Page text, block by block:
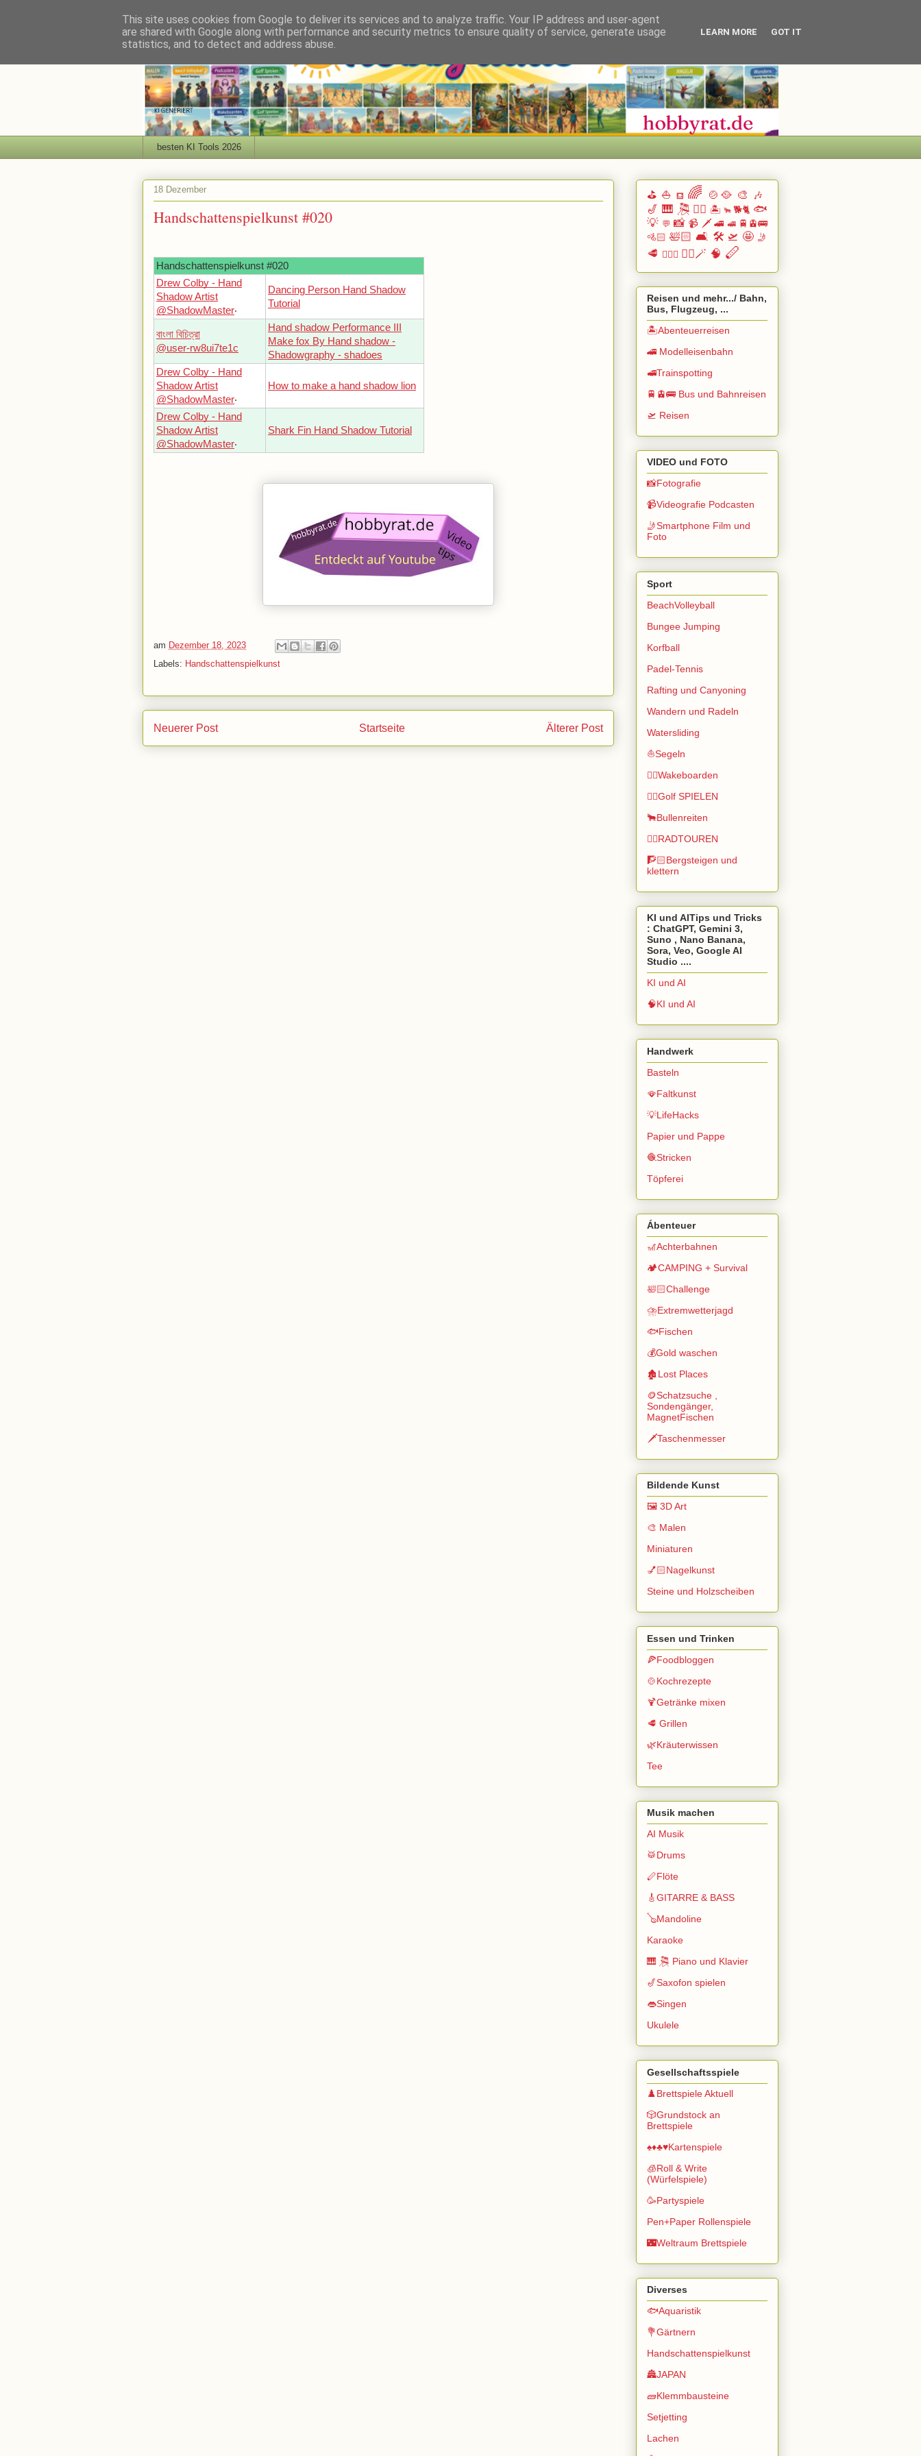
besten KI Tools 2026
18 Dezember
Handschattenspielkunst #020
Handschattenspielkunst #020
Drew Colby - Hand
Shadow Artist
@ShadowMaster‧
Dancing Person Hand Shadow
Tutorial
বাংলা বিচিত্রা
@user-rw8ui7te1c
Hand shadow Performance III
Make fox By Hand shadow -
Shadowgraphy - shadoes
Drew Colby - Hand
Shadow Artist
@ShadowMaster‧
How to make a hand shadow lion
Drew Colby - Hand
Shadow Artist
@ShadowMaster‧
Shark Fin Hand Shadow Tutorial
am Dezember 18, 2023
Labels: Handschattenspielkunst
Neuerer Post Älterer Post
Startseite
⛳ ⛵ ⛾ 🌈 🍲🥘 🎨 🎶
🎷 🎹 🎘 🏄🏽 🏝️ 🐂 🐕🐈 🐟
💡 💬 📸 📹 🗡️ 🚄 🚅 🚆🚊🚌
🚵🏻 🛀🏻 🛋️ 🛠️ 🛫 🤩 🤳
🥩 🧗🏻‍♀️ 🧙‍♂️🪄 🧠 🪈
Reisen und mehr.../ Bahn,
Bus, Flugzeug, ...
🏝️Abenteuerreisen
🚄 Modelleisenbahn
🚅Trainspotting
🚆🚊🚌 Bus und Bahnreisen
🛫 Reisen
VIDEO und FOTO
📸Fotografie
📹Videografie Podcasten
🤳Smartphone Film und
Foto
Sport
BeachVolleyball
Bungee Jumping
Korfball
Padel-Tennis
Rafting und Canyoning
Wandern und Radeln
Watersliding
⛵Segeln
🏄🏽Wakeboarden
🏌️‍♂️Golf SPIELEN
🐂Bullenreiten
🚴‍♂️RADTOUREN
🧗🏻Bergsteigen und
klettern
KI und AITips und Tricks
: ChatGPT, Gemini 3,
Suno , Nano Banana,
Sora, Veo, Google AI
Studio ....
KI und AI
🧠KI und AI
Handwerk
Basteln
🪭Faltkunst
💡LifeHacks
Papier und Pappe
🧶Stricken
Töpferei
Ábenteuer
🎢Achterbahnen
🏕️CAMPING + Survival
🛀🏻Challenge
⛈️Extremwetterjagd
🐟Fischen
💰Gold waschen
🏚️Lost Places
🪙Schatzsuche ,
Sondengänger,
MagnetFischen
🗡️Taschenmesser
Bildende Kunst
🖼️ 3D Art
🎨 Malen
Miniaturen
💅🏻Nagelkunst
Steine und Holzscheiben
Essen und Trinken
🍕Foodbloggen
🍲Kochrezepte
🍹Getränke mixen
🥩 Grillen
🌿Kräuterwissen
Tee
Musik machen
AI Musik
🥁Drums
🪈Flöte
🎸GITARRE & BASS
🪕Mandoline
Karaoke
🎹 🎘 Piano und Klavier
🎷Saxofon spielen
👄Singen
Ukulele
Gesellschaftsspiele
♟️Brettspiele Aktuell
🎲Grundstock an
Brettspiele
♠️♦️♣️♥️Kartenspiele
🧊Roll & Write
(Würfelspiele)
🥳Partyspiele
Pen+Paper Rollenspiele
🌃Weltraum Brettspiele
Diverses
🐟Aquaristik
💐Gärtnern
Handschattenspielkunst
🏯JAPAN
🧱Klemmbausteine
Setjetting
Lachen
This site uses cookies from Google to deliver its services and to analyze traffic. Your IP address and user-agent
are shared with Google along with performance and security metrics to ensure quality of service, generate usage
statistics, and to detect and address abuse.
LEARN MORE GOT IT